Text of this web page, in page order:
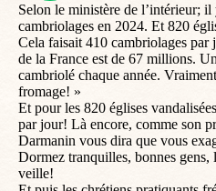
Selon le ministère de l’intérieur;
cambriolages en 2024. Et 820
Cela faisait 410 cambriolages
de la France est de 67 millions.
cambriolé chaque année.
fromage! »
Et pour les 820 églises
par jour! Là encore, comme son
Darmanin vous dira que vous
Dormez tranquilles, bonnes
veille!